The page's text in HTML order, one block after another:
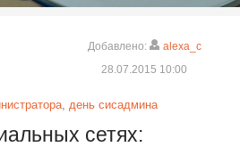
Добавлено:
alexa_c
28.07.2015 10:00
, день сисадмина
сетях: